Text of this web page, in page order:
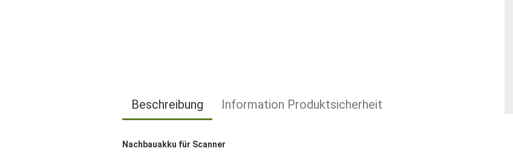
Beschreibung Information Produktsicherheit
Nachbauakku für Scanner